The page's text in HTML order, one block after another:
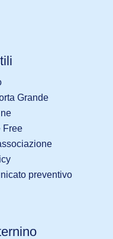
Grande
Free
preventivo